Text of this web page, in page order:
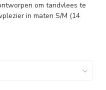
om tandvlees te
in maten S/M (14